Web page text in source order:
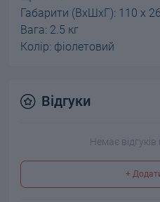
Габарити (ВхШхГ): 110 х
Вага: 2.5 кг
Колір: фіолетовий
Відгуки
Немає
+